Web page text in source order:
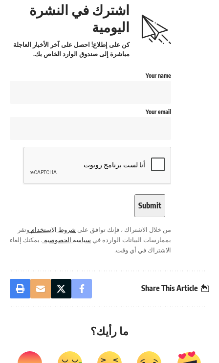
اشترك في النشرة
اليومية
كن على إطلاع! احصل على آخر الأخبار العاجلة
مباشرة إلى صندوق الوارد الخاص بك.
Your name
Your email
من خلال الاشتراك ، فإنك توافق على شروط الاستخدام وتقر
بممارسات البيانات الواردة في سياسة الخصوصية . يمكنك إلغاء
الاشتراك في أي وقت.
Share This Article
ما رأيك؟